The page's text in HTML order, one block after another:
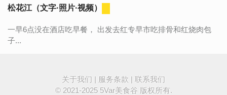
松花江（文字·照片·视频）
一早6点没在酒店吃早餐， 出发去红专早市吃排骨和红烧肉包
子...
关于我们 | 服务条款 | 联系我们
© 2021-2025 5Var美食谷 版权所有.